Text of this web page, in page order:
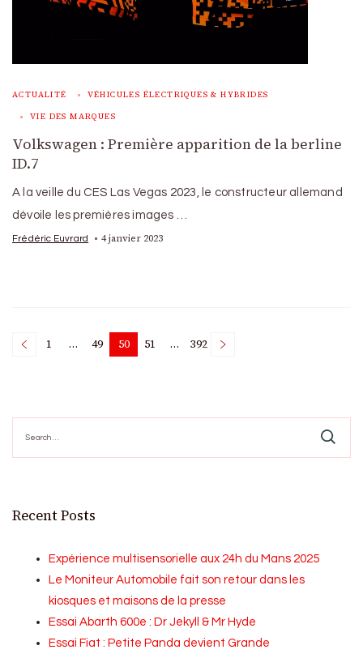
ACTUALITÉ VÉHICULES ÉLECTRIQUES & HYBRIDES
VIE DES MARQUES
Volkswagen : Première apparition de la berline
ID.7
A la veille du CES Las Vegas 2023, le constructeur allemand
dévoile les premières images …
Frédéric Euvrard 4 janvier 2023
Posts
Page
1 … Page
49 Page
50 Page
51 … Page
392
for:
Recent Posts
Expérience multisensorielle aux 24h du Mans 2025
Le Moniteur Automobile fait son retour dans les
kiosques et maisons de la presse
Essai Abarth 600e : Dr Jekyll & Mr Hyde
Essai Fiat : Petite Panda devient Grande